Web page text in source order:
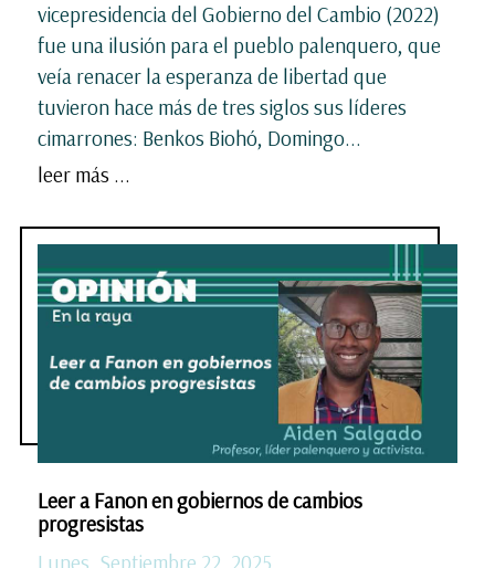
vicepresidencia del Gobierno del Cambio (2022)
fue una ilusión para el pueblo palenquero, que
veía renacer la esperanza de libertad que
tuvieron hace más de tres siglos sus líderes
cimarrones: Benkos Biohó, Domingo...
leer más ...
Leer a Fanon en gobiernos de cambios
progresistas